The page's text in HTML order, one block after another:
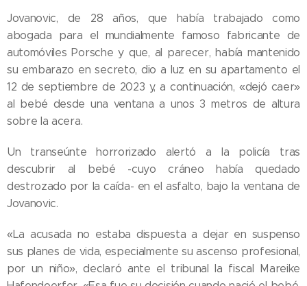
Jovanovic, de 28 años, que había trabajado como
abogada para el mundialmente famoso fabricante de
automóviles Porsche y que, al parecer, había mantenido
su embarazo en secreto, dio a luz en su apartamento el
12 de septiembre de 2023 y, a continuación, «dejó caer»
al bebé desde una ventana a unos 3 metros de altura
sobre la acera.
Un transeúnte horrorizado alertó a la policía tras
descubrir al bebé -cuyo cráneo había quedado
destrozado por la caída- en el asfalto, bajo la ventana de
Jovanovic.
«La acusada no estaba dispuesta a dejar en suspenso
sus planes de vida, especialmente su ascenso profesional,
por un niño», declaró ante el tribunal la fiscal Mareike